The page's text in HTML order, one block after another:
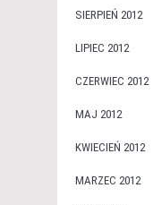
SIERPIEŃ 2012
LIPIEC 2012
CZERWIEC 2012
MAJ 2012
KWIECIEŃ 2012
MARZEC 2012